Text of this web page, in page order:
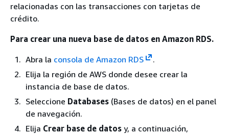
relacionadas con las transacciones con tarjetas de
crédito.
Para crear una nueva base de datos en Amazon RDS.
Abra la consola de Amazon RDS
.
Elija la región de AWS donde desee crear la
instancia de base de datos.
Seleccione Databases (Bases de datos) en el panel
de navegación.
Elija Crear base de datos y, a continuación,